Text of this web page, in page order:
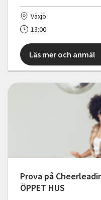
Växjö
13:00
Läs mer och anmäl
Prova på
ÖPPET HUS